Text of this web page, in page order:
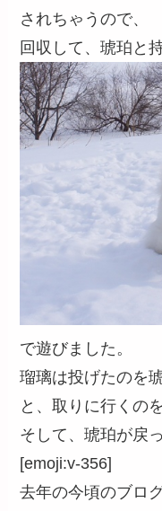
されちゃうので、
回収して、琥珀と
で遊びました。
瑠璃は投げたのを
と、取りに行くの
そして、琥珀が戻
[emoji:v-356]
去年の今頃のブロ